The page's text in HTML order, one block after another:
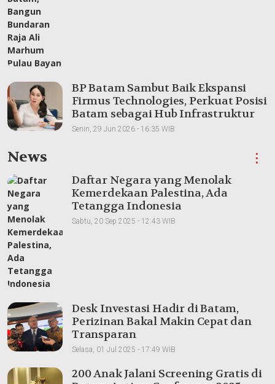
BP Batam Sambut Baik Ekspansi
Firmus Technologies, Perkuat Posisi
Batam sebagai Hub Infrastruktur
AI Regional
Senin, 29 Jun 2026 - 16:35 WIB
News ⋮
Daftar Negara yang Menolak
Kemerdekaan Palestina, Ada
Tetangga Indonesia
Sabtu, 20 Sep 2025 - 12:43 WIB
Desk Investasi Hadir di Batam,
Perizinan Bakal Makin Cepat dan
Transparan
Selasa, 01 Jul 2025 - 17:49 WIB
200 Anak Jalani Screening Gratis di